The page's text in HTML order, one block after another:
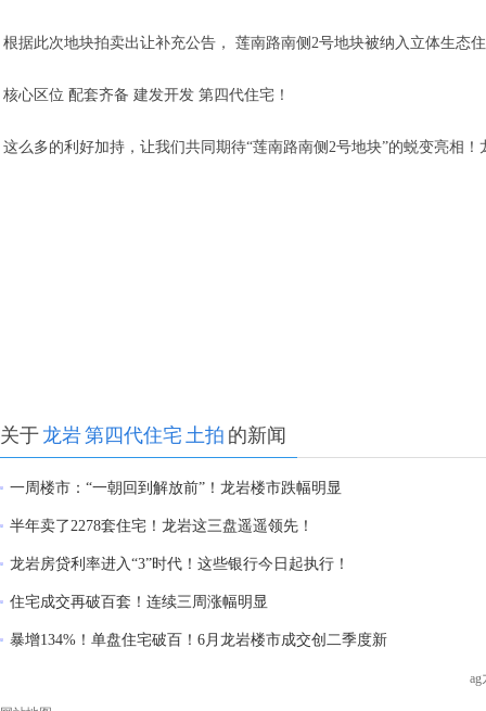
根据此次地块拍卖出让补充公告， 莲南路南侧2号地块被纳入立体生态
核心区位 配套齐备 建发开发 第四代住宅！
这么多的利好加持，让我们共同期待“莲南路南侧2号地块”的蜕变亮相
关于 龙岩第四代住宅 土拍 的新闻
一周楼市：“一朝回到解放前”！龙岩楼市跌幅明显
半年卖了2278套住宅！龙岩这三盘遥遥领先！
龙岩房贷利率进入“3”时代！这些银行今日起执行！
住宅成交再破百套！连续三周涨幅明显
暴增134%！单盘住宅破百！6月龙岩楼市成交创二季度新